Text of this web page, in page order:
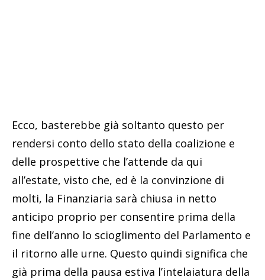
Ecco, basterebbe già soltanto questo per
rendersi conto dello stato della coalizione e
delle prospettive che l’attende da qui
all’estate, visto che, ed è la convinzione di
molti, la Finanziaria sarà chiusa in netto
anticipo proprio per consentire prima della
fine dell’anno lo scioglimento del Parlamento e
il ritorno alle urne. Questo quindi significa che
già prima della pausa estiva l’intelaiatura della